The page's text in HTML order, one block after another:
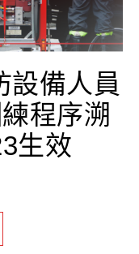
設備人員
程序溯
生效